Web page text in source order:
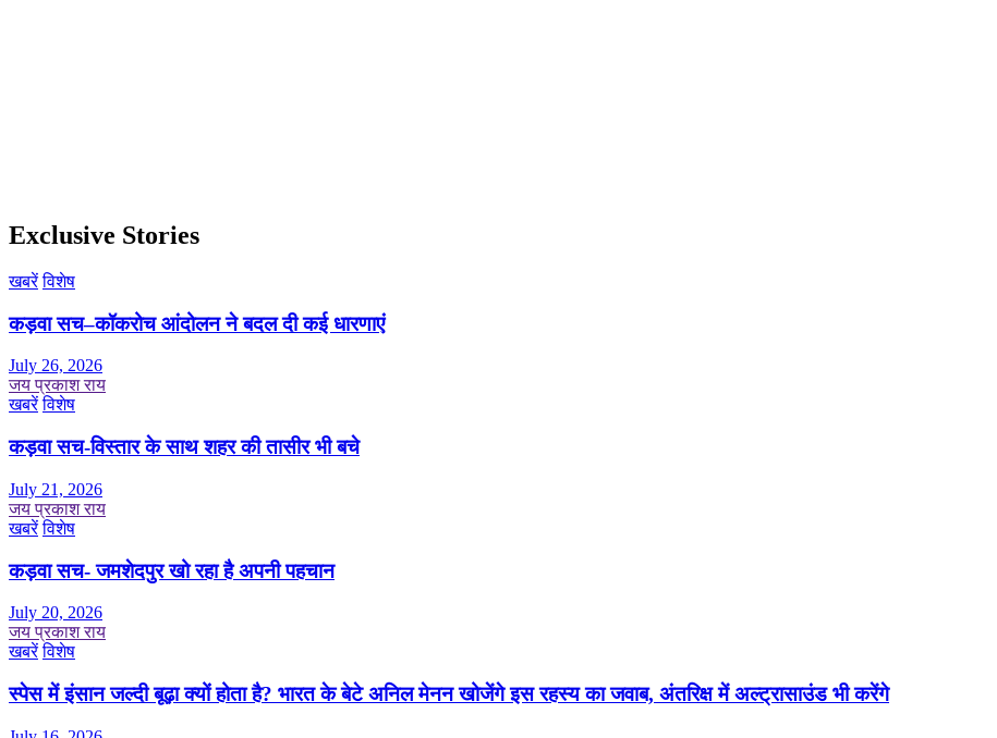
Exclusive Stories
खबरें विशेष
कड़वा सच–कॉकरोच आंदोलन ने बदल दी कई धारणाएं
July 26, 2026
जय प्रकाश राय
खबरें विशेष
कड़वा सच-विस्तार के साथ शहर की तासीर भी बचे
July 21, 2026
जय प्रकाश राय
खबरें विशेष
कड़वा सच- जमशेदपुर खो रहा है अपनी पहचान
July 20, 2026
जय प्रकाश राय
खबरें विशेष
स्पेस में इंसान जल्दी बूढ़ा क्यों होता है? भारत के बेटे अनिल मेनन खोजेंगे इस रहस्य का जवाब, अंतरिक्ष में अल्ट्रासाउंड भी करेंगे